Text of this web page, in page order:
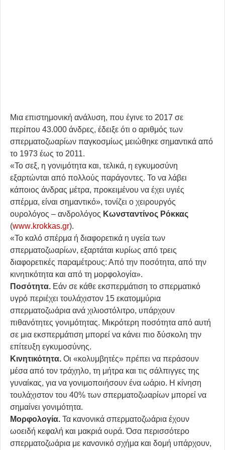
Μια επιστημονική ανάλυση, που έγινε το 2017 σε
περίπου 43.000 άνδρες, έδειξε ότι ο αριθμός των
σπερματοζωαρίων παγκοσμίως μειώθηκε σημαντικά από
το 1973 έως το 2011.
«Το σεξ, η γονιμότητα και, τελικά, η εγκυμοσύνη
εξαρτώνται από πολλούς παράγοντες. Το να λάβει
κάποιος άνδρας μέτρα, προκειμένου να έχει υγιές
σπέρμα, είναι σημαντικό», τονίζει ο χειρουργός
ουρολόγος – ανδρολόγος Κωνσταντίνος Ρόκκας
(www.krokkas.gr).
«Το καλό σπέρμα ή διαφορετικά η υγεία των
σπερματοζωαρίων, εξαρτάται κυρίως από τρεις
διαφορετικές παραμέτρους: Από την ποσότητα, από την
κινητικότητα και από τη μορφολογία».
Ποσότητα. Εάν σε κάθε εκσπερμάτιση το σπερματικό
υγρό περιέχει τουλάχιστον 15 εκατομμύρια
σπερματοζωάρια ανά χιλιοστόλιτρο, υπάρχουν
πιθανότητες γονιμότητας. Μικρότερη ποσότητα από αυτή
σε μια εκσπερμάτιση μπορεί να κάνει πιο δύσκολη την
επίτευξη εγκυμοσύνης.
Κινητικότητα. Οι «κολυμβητές» πρέπει να περάσουν
μέσα από τον τράχηλο, τη μήτρα και τις σάλπιγγες της
γυναίκας, για να γονιμοποιήσουν ένα ωάριο. Η κίνηση
τουλάχιστον του 40% των σπερματοζωαρίων μπορεί να
σημαίνει γονιμότητα.
Mορφολογία. Τα κανονικά σπερματοζωάρια έχουν
ωοειδή κεφαλή και μακριά ουρά. Όσα περισσότερο
σπερματοζωάρια με κανονικό σχήμα και δομή υπάρχουν,